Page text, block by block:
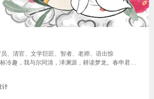
、清官、文学巨匠、智者、老师、语出惊
冷趣，我与尔同清，泽渊源，耕读梦龙。春申君基
计